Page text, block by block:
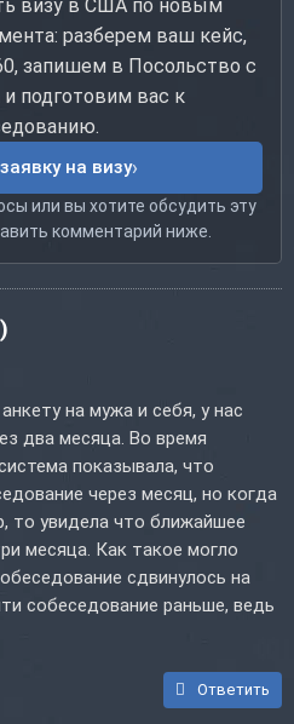
визу в США по новым
разберем ваш кейс,
запишем в Посольство с
подготовим вас к
на визу
или вы хотите обсудить эту
комментарий ниже.
на мужа и себя, у нас
два месяца. Во время
показывала, что
через месяц, но когда
то увидела что ближайшее
месяца. Как такое могло
сдвинулось на
собеседование раньше, ведь
Ответить